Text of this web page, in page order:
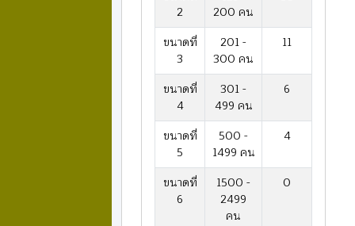
2
200 คน
ขนาดที่
3
201 -
300 คน
11
ขนาดที่
4
301 -
499 คน
6
ขนาดที่
5
500 -
1499 คน
4
ขนาดที่
6
1500 -
2499
คน
0